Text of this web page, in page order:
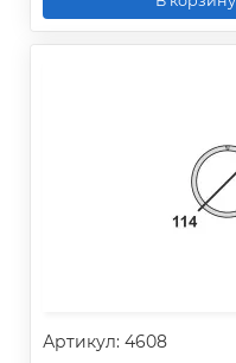
Артикул: 4608